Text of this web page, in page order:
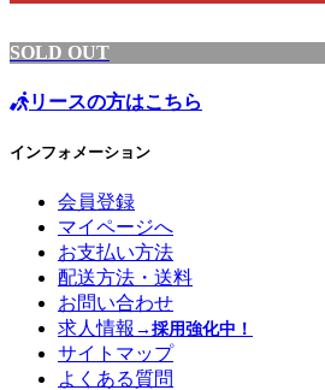
SOLD OUT
リースの方はこちら
インフォメーション
会員登録
マイページへ
お支払い方法
配送方法・送料
お問い合わせ
求人情報 →採用強化中！
サイトマップ
よくある質問